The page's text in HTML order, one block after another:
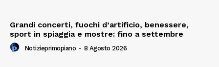
Grandi concerti, fuochi d’artificio, benessere,
sport in spiaggia e mostre: fino a settembre
Notizieprimopiano - 8 Agosto 2026